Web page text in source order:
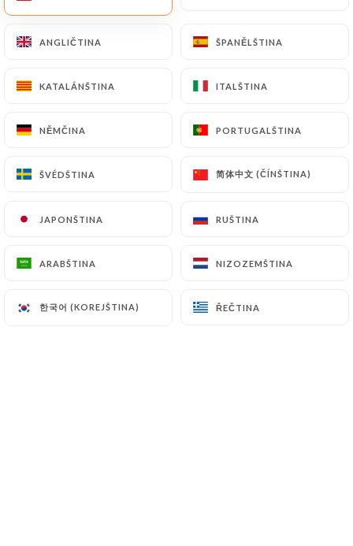
ANGLIČTINA ŠPANĚLŠTINA
KATALÁNŠTINA ITALŠTINA
NĚMČINA PORTUGALŠTINA
ŠVÉDŠTINA 简体中文 (ČÍNŠTINA)
JAPONŠTINA RUŠTINA
ARABŠTINA NIZOZEMŠTINA
한국어 (KOREJŠTINA) ŘEČTINA
Kontakt
ANGLIČTINA ŠPANĚLŠTINA
KATALÁNŠTINA ITALŠTINA
NĚMČINA PORTUGALŠTINA
ŠVÉDŠTINA 简体中文 (ČÍNŠTINA)
JAPONŠTINA RUŠTINA
ARABŠTINA NIZOZEMŠTINA
한국어 (KOREJŠTINA) ŘEČTINA